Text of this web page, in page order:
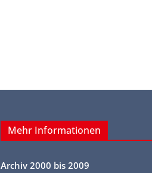
Mehr Informationen
Archiv 2000 bis 2009